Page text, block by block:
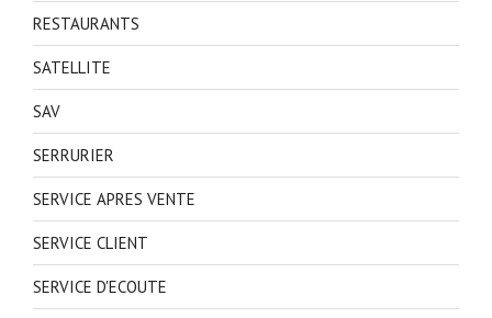
RESTAURANTS
SATELLITE
SAV
SERRURIER
SERVICE APRES VENTE
SERVICE CLIENT
SERVICE D'ECOUTE